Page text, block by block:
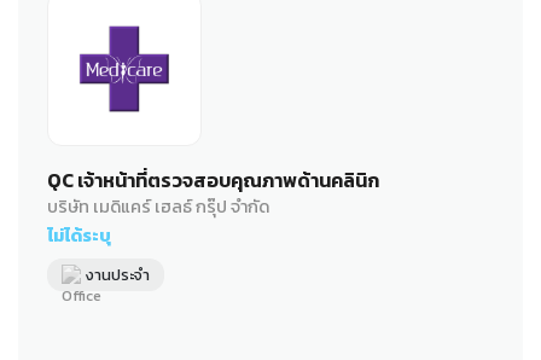
QC เจ้าหน้าที่ตรวจสอบคุณภาพด้านคลินิก
บริษัท เมดิแคร์ เฮลธ์ กรุ๊ป จำกัด
ไม่ได้ระบุ
งานประจำ